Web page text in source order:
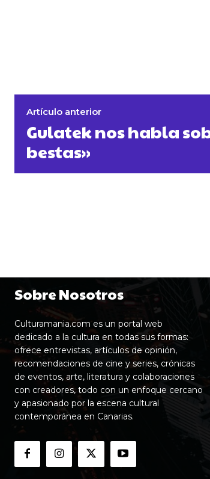
Artículo anterior
Gulatek nos habla
bestas»
Sobre Nosotros
Culturamania.com es un portal web
dedicado a la cultura en todas sus formas:
ofrece entrevistas, artículos de opinión,
recomendaciones de cine y series, crónicas
de eventos, arte, literatura y colaboraciones
con creadores, todo con un enfoque cercano
y apasionado por la escena cultural
contemporánea en Canarias.